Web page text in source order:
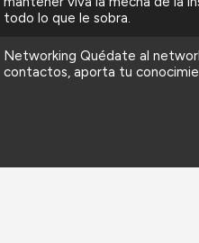
todo lo que le sobra.
Networking Quédate al
contactos, aporta tu